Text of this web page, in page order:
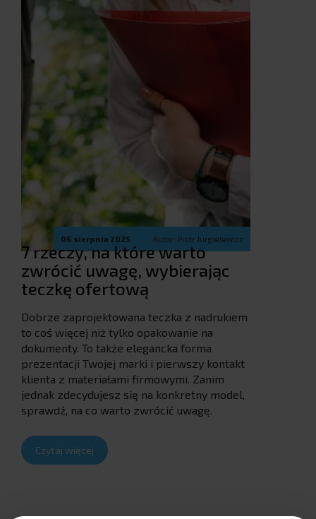
06 sierpnia 2025 Autor: Piotr Jurgielewicz
7 rzeczy, na które warto
zwrócić uwagę, wybierając
teczkę ofertową
Dobrze zaprojektowana teczka z nadrukiem
to coś więcej niż tylko opakowanie na
dokumenty. To także elegancka forma
prezentacji Twojej marki i pierwszy kontakt
klienta z materiałami firmowymi. Zanim
jednak zdecydujesz się na konkretny model,
sprawdź, na co warto zwrócić uwagę.
Czytaj więcej